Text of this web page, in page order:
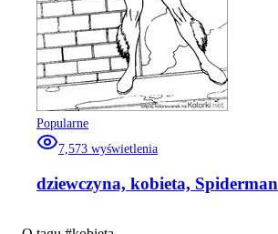
Popularne
7,573 wyświetlenia
dziewczyna, kobieta, Spiderman